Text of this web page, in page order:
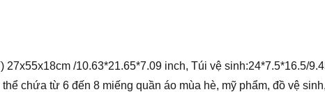
27x55x18cm /10.63*21.65*7.09 inch, Túi vệ sinh:24*7.5*16.5/
chứa từ 6 đến 8 miếng quần áo mùa hè, mỹ phẩm, đồ vệ